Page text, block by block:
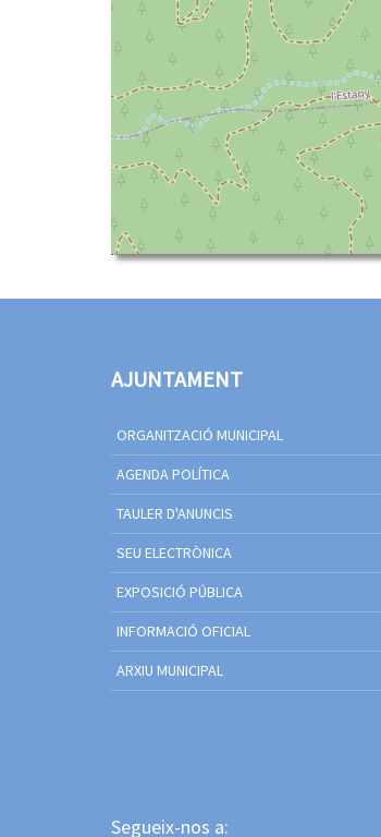
AJUNTAMENT
ORGANITZACIÓ MUNICIPAL
AGENDA POLÍTICA
TAULER D'ANUNCIS
SEU ELECTRÒNICA
EXPOSICIÓ PÚBLICA
INFORMACIÓ OFICIAL
ARXIU MUNICIPAL
Segueix-nos a: